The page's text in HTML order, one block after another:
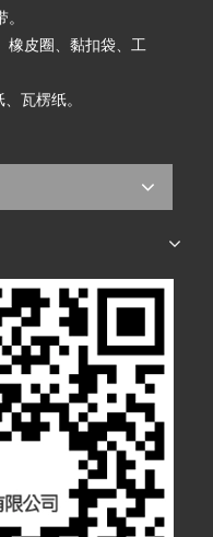
橡皮圈、黏扣袋、工
瓦楞纸。